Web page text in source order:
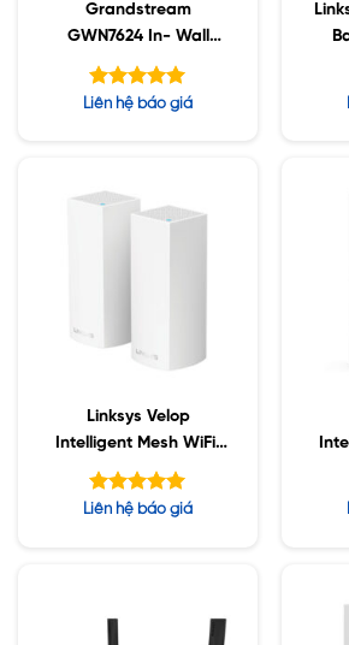
Grandstream
GWN7624 In- Wall
802.11ac Wave 2
Được xếp
Liên hệ báo giá
Linksys Velop
Intelligent Mesh WiFi,
2-Pack White
(AC2200)
Được xếp
Liên hệ báo giá
1-